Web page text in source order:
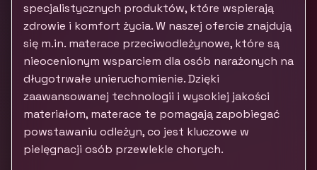
specjalistycznych produktów, które wspierają
zdrowie i komfort życia. W naszej ofercie znajdują
się m.in. materace przeciwodleżynowe, które są
nieocenionym wsparciem dla osób narażonych na
długotrwałe unieruchomienie. Dzięki
zaawansowanej technologii i wysokiej jakości
materiałom, materace te pomagają zapobiegać
powstawaniu odleżyn, co jest kluczowe w
pielęgnacji osób przewlekle chorych.